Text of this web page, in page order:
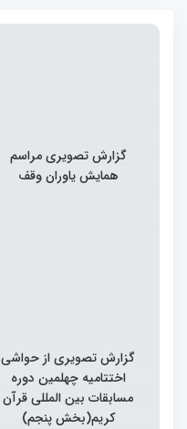
گزارش تصویری مراسم
همایش یاوران وقف
گزارش تصویری از حواشی
اختتامیه چهلمین دوره
مسابقات بین المللی قرآن
کریم(بخش پنجم)